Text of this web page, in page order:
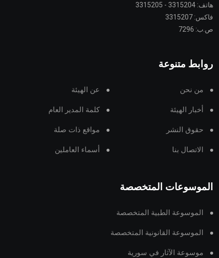
هاتف: 3315204 - 3315205
فاكس: 3315207
ص.ب: 7296
روابط متنوعة
من نحن عن الهيئة
أخبار الهيئة كلمة المدير العام
حقوق النشر مواقع ذات صلة
الاتصال بنا أسماء العاملين
الموسوعات المتخصصة
الموسوعة الطبية المتخصصة
الموسوعة القانونية المتخصصة
موسوعة الآثار في سورية